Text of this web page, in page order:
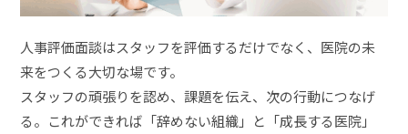
人事評価面談はスタッフを評価するだけでなく、医院の未
来をつくる大切な場です。
スタッフの頑張りを認め、課題を伝え、次の行動につなげ
る。これができれば「辞めない組織」と「成長する医院」